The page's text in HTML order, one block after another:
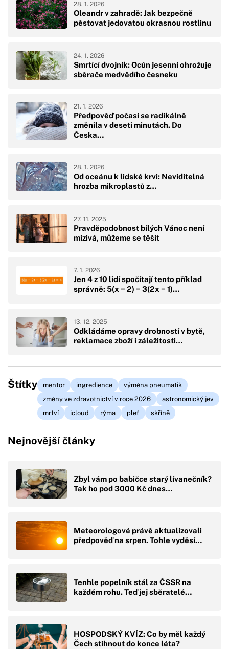
Oleandr v zahradě: Jak bezpečně
pěstovat jedovatou okrasnou rostlinu
28. 1. 2026
Smrtící dvojník: Ocún jesenní ohrožuje
sběrače medvědího česneku
24. 1. 2026
Předpověď počasí se radikálně
změnila v deseti minutách. Do
Česka…
21. 1. 2026
Od oceánu k lidské krvi: Neviditelná
hrozba mikroplastů z…
28. 1. 2026
Pravděpodobnost bílých Vánoc není
mizivá, můžeme se těšit
27. 11. 2025
Jen 4 z 10 lidí spočítají tento příklad
správně: 5(x − 2) − 3(2x − 1)…
7. 1. 2026
Odkládáme opravy drobností v bytě,
reklamace zboží i záležitosti…
13. 12. 2025
Štítky mentor ingredience
výměna pneumatik
změny ve zdravotnictví v roce 2026
astronomický jev
mrtví
icloud rýma pleť skříně
Nejnovější články
Zbyl vám po babičce starý lívanečník?
Tak ho pod 3000 Kč dnes…
Meteorologové právě aktualizovali
předpověď na srpen. Tohle vyděsí…
Tenhle popelník stál za ČSSR na
každém rohu. Teď jej sběratelé…
HOSPODSKÝ KVÍZ: Co by měl každý
Čech stihnout do konce léta?